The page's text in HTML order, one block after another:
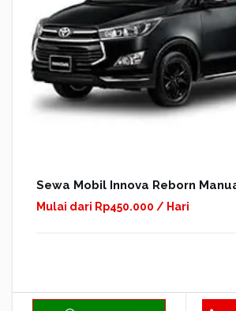
Sewa Mobil Innova Reborn
Mulai dari Rp450.000 / Hari